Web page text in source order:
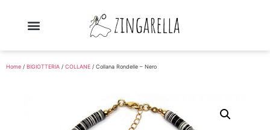
Home / BIGIOTTERIA / COLLANE / Collana Rondelle – Nero